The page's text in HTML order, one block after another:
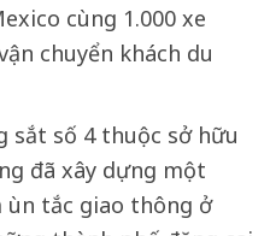
cùng 1.000 xe
chuyển khách du
sắt số 4 thuộc sở hữu
đã xây dựng một
ùn tắc giao thông ở